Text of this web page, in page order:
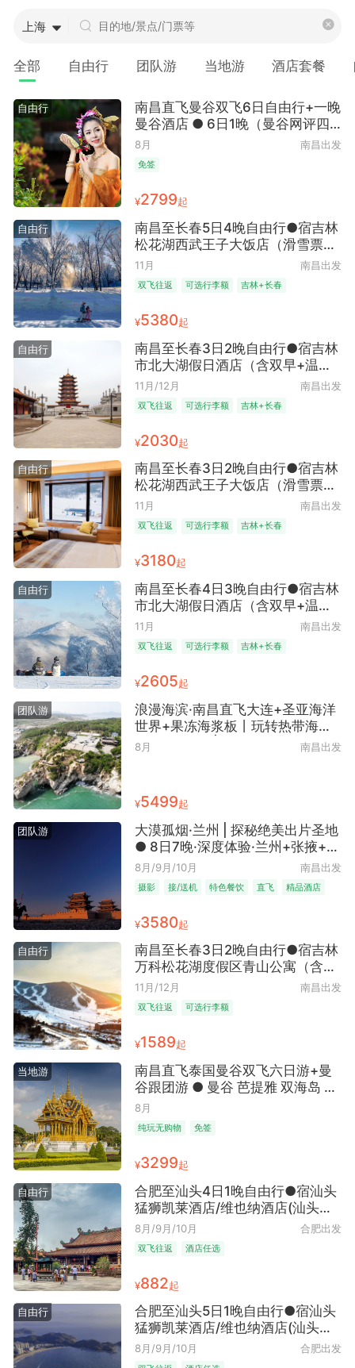
上海
全部 自由行 团队游 当地游 酒店套餐
自由行
南昌直飞曼谷双飞6日自由行+一晚
曼谷酒店 ● 6日1晚（曼谷网评四
钻酒店 曼谷班加隆酒店Benjarong
Hotel Bangkok）
8月 南昌出发
免签
¥2799起
自由行
南昌至长春5日4晚自由行●宿吉林
松花湖西武王子大饭店（滑雪票
+儿童权益+儿童乐园托管+冰雪名
城+休闲胜地）
11月 南昌出发
双飞往返 可选行李额
吉林+长春
¥5380起
自由行
南昌至长春3日2晚自由行●宿吉林
市北大湖假日酒店（含双早+温泉
票+港湾式呵护雪场+北国春城+冰
雪风情）
11月/12月 南昌出发
双飞往返 可选行李额
吉林+长春
¥2030起
自由行
南昌至长春3日2晚自由行●宿吉林
松花湖西武王子大饭店（滑雪票
+儿童权益+儿童乐园托管+美食风
情）
11月 南昌出发
双飞往返 可选行李额
吉林+长春
¥3180起
自由行
南昌至长春4日3晚自由行●宿吉林
市北大湖假日酒店（含双早+温泉
票+港湾式呵护雪场+北国春城+冰
雪盛地）
11月 南昌出发
双飞往返 可选行李额
吉林+长春
¥2605起
团队游
浪漫海滨·南昌直飞大连+圣亚海洋
世界+果冻海浆板丨玩转热带海岛6
日5晚跟团游 | 尽享海滨慢时光 ●
8月 南昌出发
¥5499起
团队游
大漠孤烟·兰州 | 探秘绝美出片圣地
● 8日7晚·深度体验·兰州+张掖+嘉
峪关+敦煌莫高窟+鸣沙山月牙泉
+黑独山/胭脂山+石油基地遗址+察
尔汗盐湖+茶卡盐湖
8月/9月/10月 南昌出发
摄影 接/送机 特色餐饮 直飞 精品酒店
¥3580起
自由行
南昌至长春3日2晚自由行●宿吉林
万科松花湖度假区青山公寓（含双
人索道票+滑雪度假胜地）
11月/12月 南昌出发
双飞往返 可选行李额
¥1589起
当地游
南昌直飞泰国曼谷双飞六日游+曼
谷跟团游 ● 曼谷 芭提雅 双海岛 惊
喜升级曼谷两晚泳池酒店 芭提雅三
晚泳池海景酒店直面海景
8月
纯玩无购物 免签
¥3299起
自由行
合肥至汕头4日1晚自由行●宿汕头
猛狮凯莱酒店/维也纳酒店(汕头会
展中心店)可选（历史街区漫步）
8月/9月/10月 合肥出发
双飞往返 酒店任选
¥882起
自由行
合肥至汕头5日1晚自由行●宿汕头
猛狮凯莱酒店/维也纳酒店(汕头会
展中心店)可选（汕头往返+城市记
忆追寻）
8月/9月/10月 合肥出发